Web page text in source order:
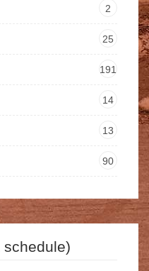
2
25
191
14
13
90
schedule)